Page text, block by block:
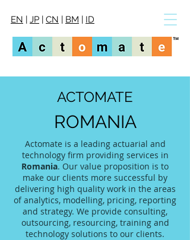
EN | JP | CN | BM | ID
ACTOMATE
ROMANIA
Actomate is a leading actuarial and
technology firm providing services in
Romania. Our value proposition is to
make our clients more successful by
delivering high quality work in the areas
of analytics, modelling, pricing, reporting
and strategy. We provide consulting,
outsourcing, resourcing, training and
technology solutions to our clients.